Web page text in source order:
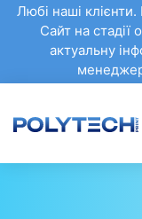
Любі наші
Сайт на стадії
актуальну